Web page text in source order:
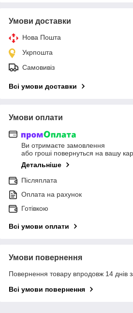
Умови доставки
Нова Пошта
Укрпошта
Самовивіз
Всі умови доставки
Умови оплати
Ви отримаєте замовлення
або гроші повернуться на вашу
Детальніше
Післяплата
Оплата на рахунок
Готівкою
Всі умови оплати
Умови повернення
Повернення товару впродовж 14 днів
Всі умови повернення